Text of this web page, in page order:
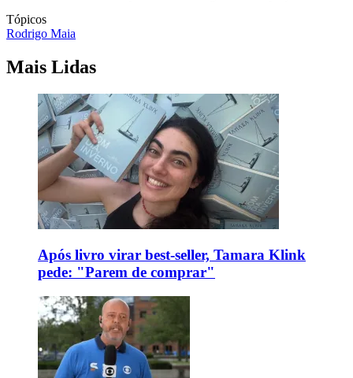
Tópicos
Rodrigo Maia
Mais Lidas
Após livro virar best-seller, Tamara Klink
pede: "Parem de comprar"